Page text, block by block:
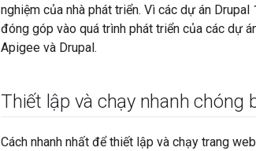
nghiệm của nhà phát triển. Vì các dự án
đóng góp vào quá trình phát triển của các dự
Apigee và Drupal.
Thiết lập và chạy nhanh chóng
Cách nhanh nhất để thiết lập và chạy trang